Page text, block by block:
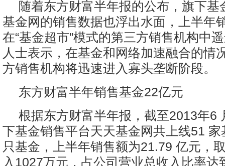
随着东方财富半年报的公布，旗下基
基金网的销售数据也浮出水面，上半年
在“基金超市”模式的第三方销售机构中
人士表示，在基金和网络加速融合的情
方销售机构将迅速进入寡头垄断阶段。
东方财富半年销售基金22亿元
根据东方财富半年报，截至2013年6
下基金销售平台天天基金网共上线51
只基金，上半年销售额为21.79 亿元，
入1027万元，占公司营业总收入比率达